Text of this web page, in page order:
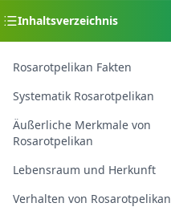
Inhaltsverzeichnis
Rosarotpelikan Fakten
Systematik Rosarotpelikan
Äußerliche Merkmale von
Rosarotpelikan
Lebensraum und Herkunft
Verhalten von Rosarotpelikan